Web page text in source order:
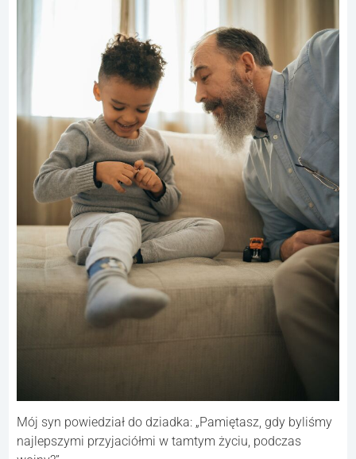
Gdy moja córka miała trzy lata, oglądaliśmy album ze
zdjęciami mojej mamy, która zmarła, gdy ja miałam 10
lat. „To babcia, która przychodzi i siedzi w moim pokoju”
— powiedziała.
#9